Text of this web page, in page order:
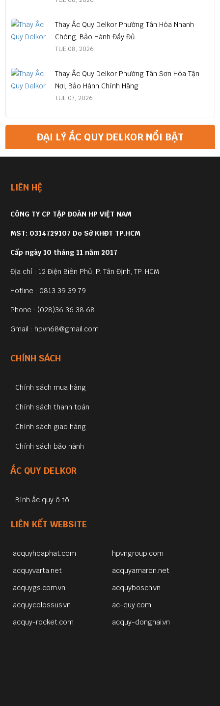
Thay Ắc Quy Delkor Phường Tân Hòa Nhanh
Chóng, Bảo Hành Đầy Đủ
TUE 08, 2026
Thay Ắc Quy Delkor Phường Tân Sơn Hòa Tận
Nơi, Bảo Hành Chính Hãng
TUE 07, 2026
ĐẠI LÝ ẮC QUY DELKOR NỔI BẬT
LIÊN HỆ
CÔNG TY CP TẬP ĐOÀN HP VIỆT NAM
MST: 0314729107 Do Sở KHĐT TP.HCM
Cấp ngày 10 tháng 11 năm 2017
Địa chỉ : 12 Điện Biên Phủ, P. Tân Định, TP. HCM
Hotline : 0813 39 39 79
Phone : (028)36 36 38 68
Gmail : hpvn68@gmail.com
CHÍNH SÁCH
Chính sách mua hàng
Chính sách thanh toán
Chính sách giao hàng
Chính sách bảo hành
ẮC QUY DELKOR
Bình ắc quy ô tô
LIÊN KẾT WEBSITE
acquyhoaphat.com
hpvngroup.com
acquyvarta.net
acquyamaron.net
acquygs.com.vn
acquybosch.vn
acquycolossus.vn
ac-quy.com
acquy-rocket.com
acquy-dongnai.vn